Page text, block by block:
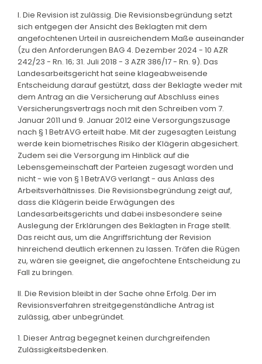
I. Die Revision ist zulässig. Die Revisionsbegründung setzt
sich entgegen der Ansicht des Beklagten mit dem
angefochtenen Urteil in ausreichendem Maße auseinander
(zu den Anforderungen BAG 4. Dezember 2024 - 10 AZR
242/23 - Rn. 16; 31. Juli 2018 - 3 AZR 386/17 - Rn. 9). Das
Landesarbeitsgericht hat seine klageabweisende
Entscheidung darauf gestützt, dass der Beklagte weder mit
dem Antrag an die Versicherung auf Abschluss eines
Versicherungsvertrags noch mit den Schreiben vom 7.
Januar 2011 und 9. Januar 2012 eine Versorgungszusage
nach § 1 BetrAVG erteilt habe. Mit der zugesagten Leistung
werde kein biometrisches Risiko der Klägerin abgesichert.
Zudem sei die Versorgung im Hinblick auf die
Lebensgemeinschaft der Parteien zugesagt worden und
nicht - wie von § 1 BetrAVG verlangt - aus Anlass des
Arbeitsverhältnisses. Die Revisionsbegründung zeigt auf,
dass die Klägerin beide Erwägungen des
Landesarbeitsgerichts und dabei insbesondere seine
Auslegung der Erklärungen des Beklagten in Frage stellt.
Das reicht aus, um die Angriffsrichtung der Revision
hinreichend deutlich erkennen zu lassen. Träfen die Rügen
zu, wären sie geeignet, die angefochtene Entscheidung zu
Fall zu bringen.
II. Die Revision bleibt in der Sache ohne Erfolg. Der im
Revisionsverfahren streitgegenständliche Antrag ist
zulässig, aber unbegründet.
1. Dieser Antrag begegnet keinen durchgreifenden
Zulässigkeitsbedenken.